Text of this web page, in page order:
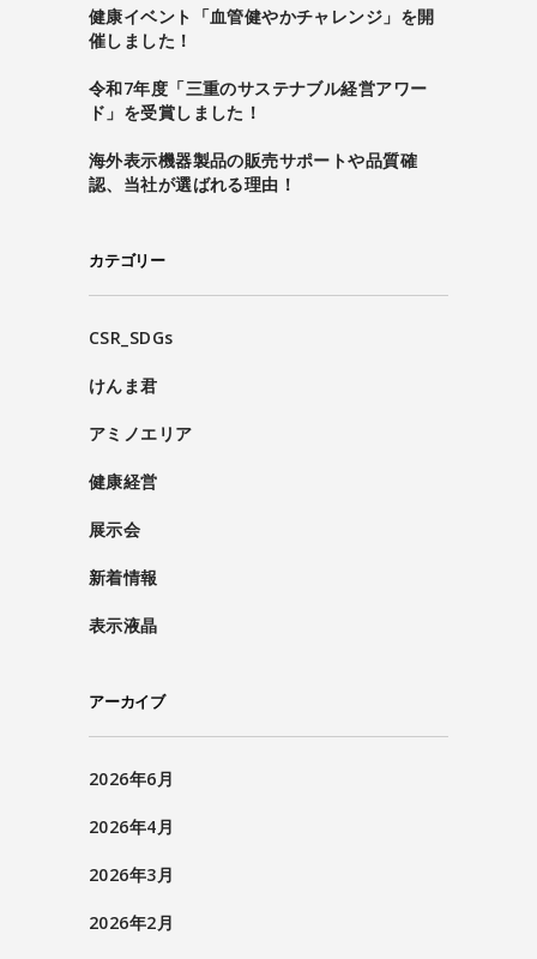
健康イベント「血管健やかチャレンジ」を開
催しました！
令和7年度「三重のサステナブル経営アワー
ド」を受賞しました！
海外表示機器製品の販売サポートや品質確
認、当社が選ばれる理由！
カテゴリー
CSR_SDGs
けんま君
アミノエリア
健康経営
展示会
新着情報
表示液晶
アーカイブ
2026年6月
2026年4月
2026年3月
2026年2月